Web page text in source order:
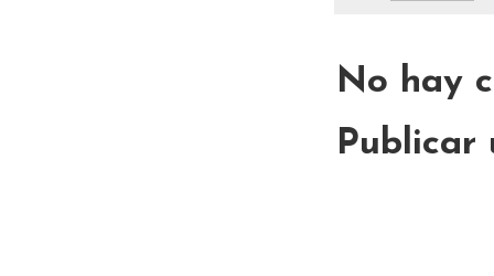
No hay
Publicar